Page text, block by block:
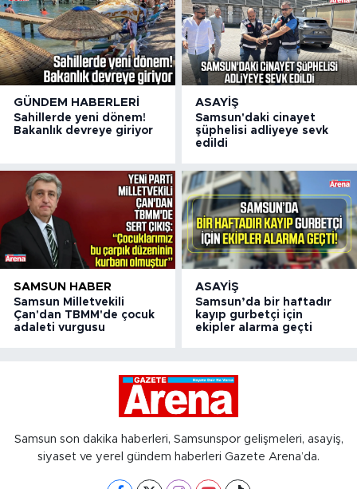
GÜNDEM HABERLERI
Sahillerde yeni dönem!
Bakanlık devreye giriyor
ASAYIŞ
Samsun'daki cinayet
şüphelisi adliyeye sevk
edildi
SAMSUN HABER
Samsun Milletvekili
Çan'dan TBMM'de çocuk
adaleti vurgusu
ASAYIŞ
Samsun’da bir haftadır
kayıp gurbetçi için
ekipler alarma geçti
Samsun son dakika haberleri, Samsunspor gelişmeleri, asayiş,
siyaset ve yerel gündem haberleri Gazete Arena’da.